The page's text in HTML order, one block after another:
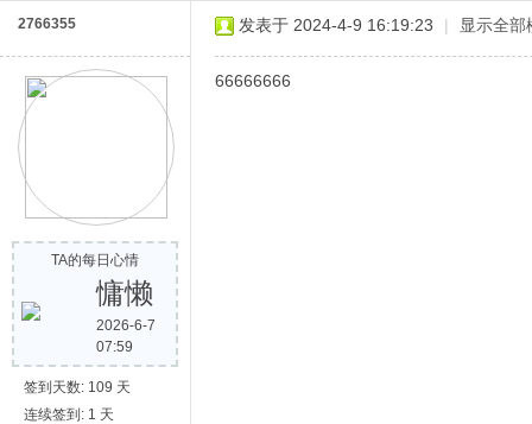
2766355
TA的每日心情
慵懒
2026-6-7
07:59
签到天数: 109 天
连续签到: 1 天
发表于 2024-4-9 16:19:23 | 显示全部
66666666